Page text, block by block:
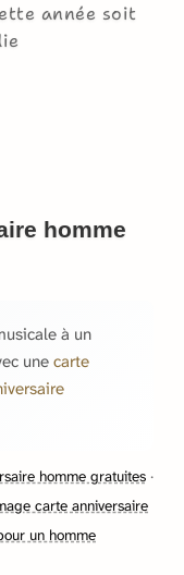
année soit
homme
à un
une carte
homme gratuites·
carte anniversaire
un homme